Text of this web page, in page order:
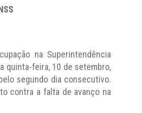
na Superintendência
quinta-feira, 10 de setembro,
segundo dia consecutivo.
contra a falta de avanço na